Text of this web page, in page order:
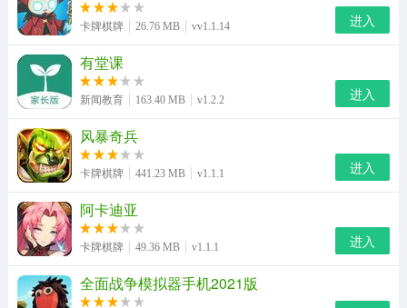
卡牌棋牌 26.76 MB vv1.1.14 进入
有堂课
新闻教育 163.40 MB v1.2.2 进入
风暴奇兵
卡牌棋牌 441.23 MB v1.1.1 进入
阿卡迪亚
卡牌棋牌 49.36 MB v1.1.1 进入
全面战争模拟器手机2021版